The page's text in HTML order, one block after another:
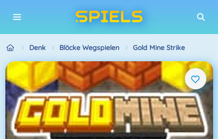
Denk Blöcke Wegspielen Gold Mine Strike